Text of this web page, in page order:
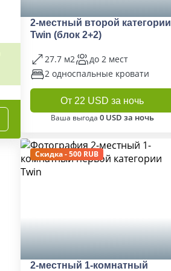
2-местный второй категории
Twin (блок 2+2)
27.7 м2
до 2 мест
2 односпальные кровати
От 22 USD за ночь
Ваша выгода 0 USD за ночь
Скидка - 500 RUB
2-местный 1-комнатный